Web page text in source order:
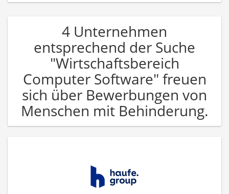
4 Unternehmen
entsprechend der Suche
"Wirtschaftsbereich
Computer Software" freuen
sich über Bewerbungen von
Menschen mit Behinderung.